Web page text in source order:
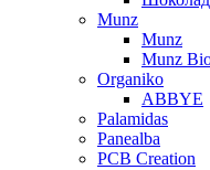
Munz
Munz
Munz
Organiko
ABBYE
Palamidas
Panealba
PCB Creation